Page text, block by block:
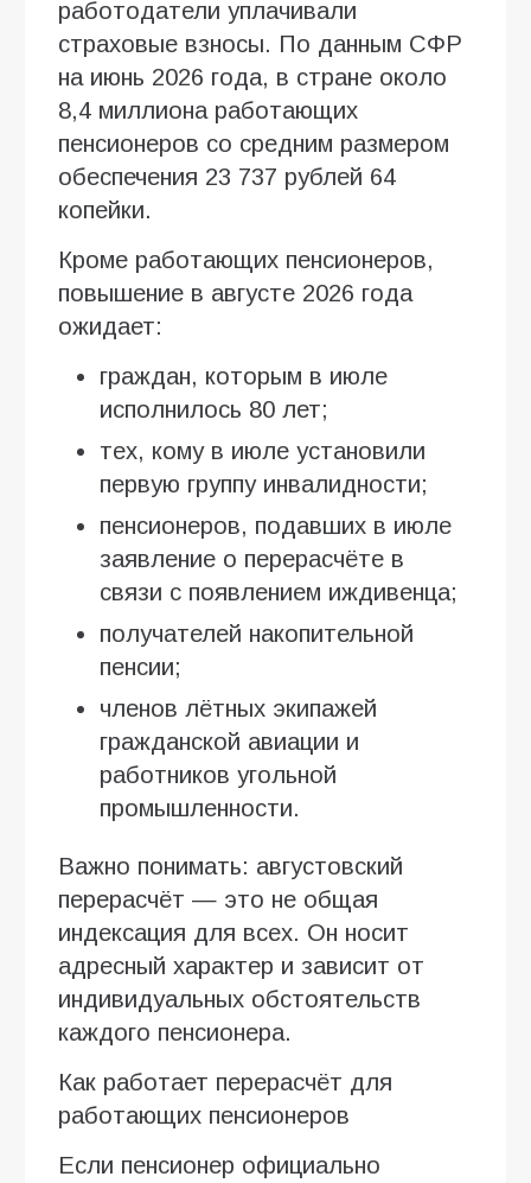
работодатели уплачивали
страховые взносы. По данным СФР
на июнь 2026 года, в стране около
8,4 миллиона работающих
пенсионеров со средним размером
обеспечения 23 737 рублей 64
копейки.
Кроме работающих пенсионеров,
повышение в августе 2026 года
ожидает:
граждан, которым в июле
исполнилось 80 лет;
тех, кому в июле установили
первую группу инвалидности;
пенсионеров, подавших в июле
заявление о перерасчёте в
связи с появлением иждивенца;
получателей накопительной
пенсии;
членов лётных экипажей
гражданской авиации и
работников угольной
промышленности.
Важно понимать: августовский
перерасчёт — это не общая
индексация для всех. Он носит
адресный характер и зависит от
индивидуальных обстоятельств
каждого пенсионера.
Как работает перерасчёт для
работающих пенсионеров
Если пенсионер официально